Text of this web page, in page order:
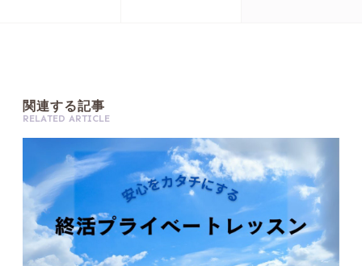
関連する記事
RELATED ARTICLE